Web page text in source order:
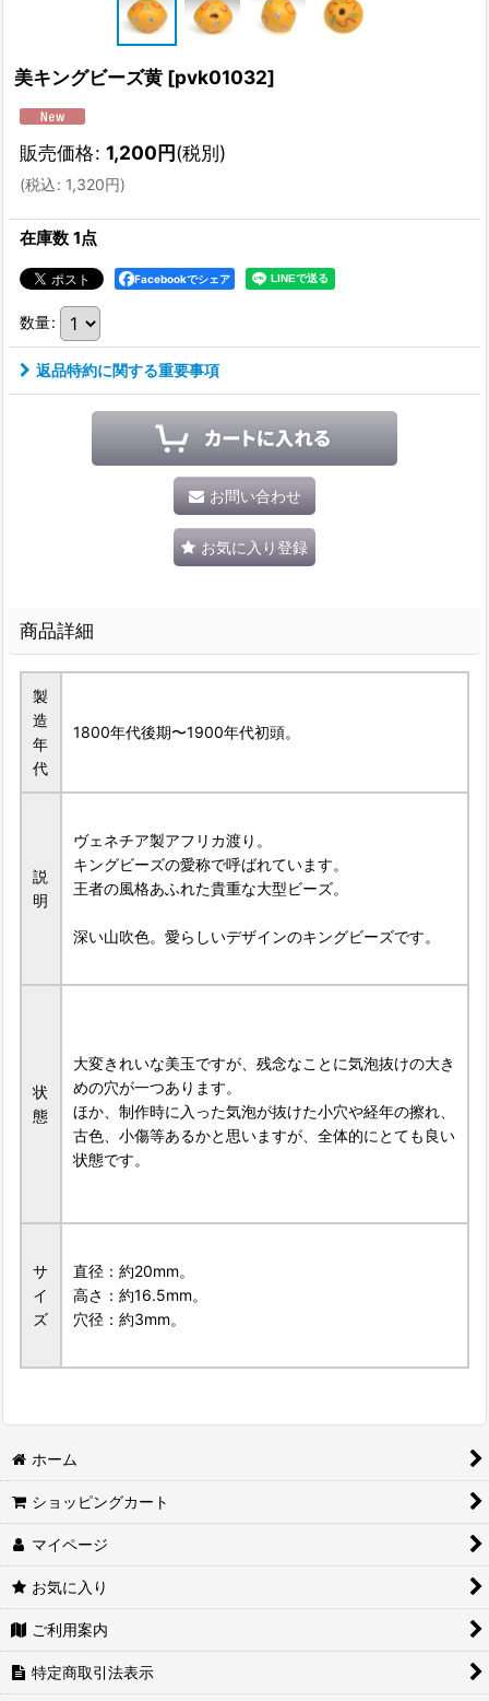
美キングビーズ黄 [pvk01032]
販売価格: 1,200円(税別)
(税込: 1,320円)
在庫数 1点
Facebookでシェア
数量:
返品特約に関する重要事項
お問い合わせ
お気に入り登録
商品詳細
製
造
年
代
1800年代後期〜1900年代初頭。
説
明
ヴェネチア製アフリカ渡り。
キングビーズの愛称で呼ばれています。
王者の風格あふれた貴重な大型ビーズ。
深い山吹色。愛らしいデザインのキングビーズです。
状
態
大変きれいな美玉ですが、残念なことに気泡抜けの大き
めの穴が一つあります。
ほか、制作時に入った気泡が抜けた小穴や経年の擦れ、
古色、小傷等あるかと思いますが、全体的にとても良い
状態です。
サ
イ
ズ
直径：約20mm。
高さ：約16.5mm。
穴径：約3mm。
ホーム
ショッピングカート
マイページ
お気に入り
ご利用案内
特定商取引法表示